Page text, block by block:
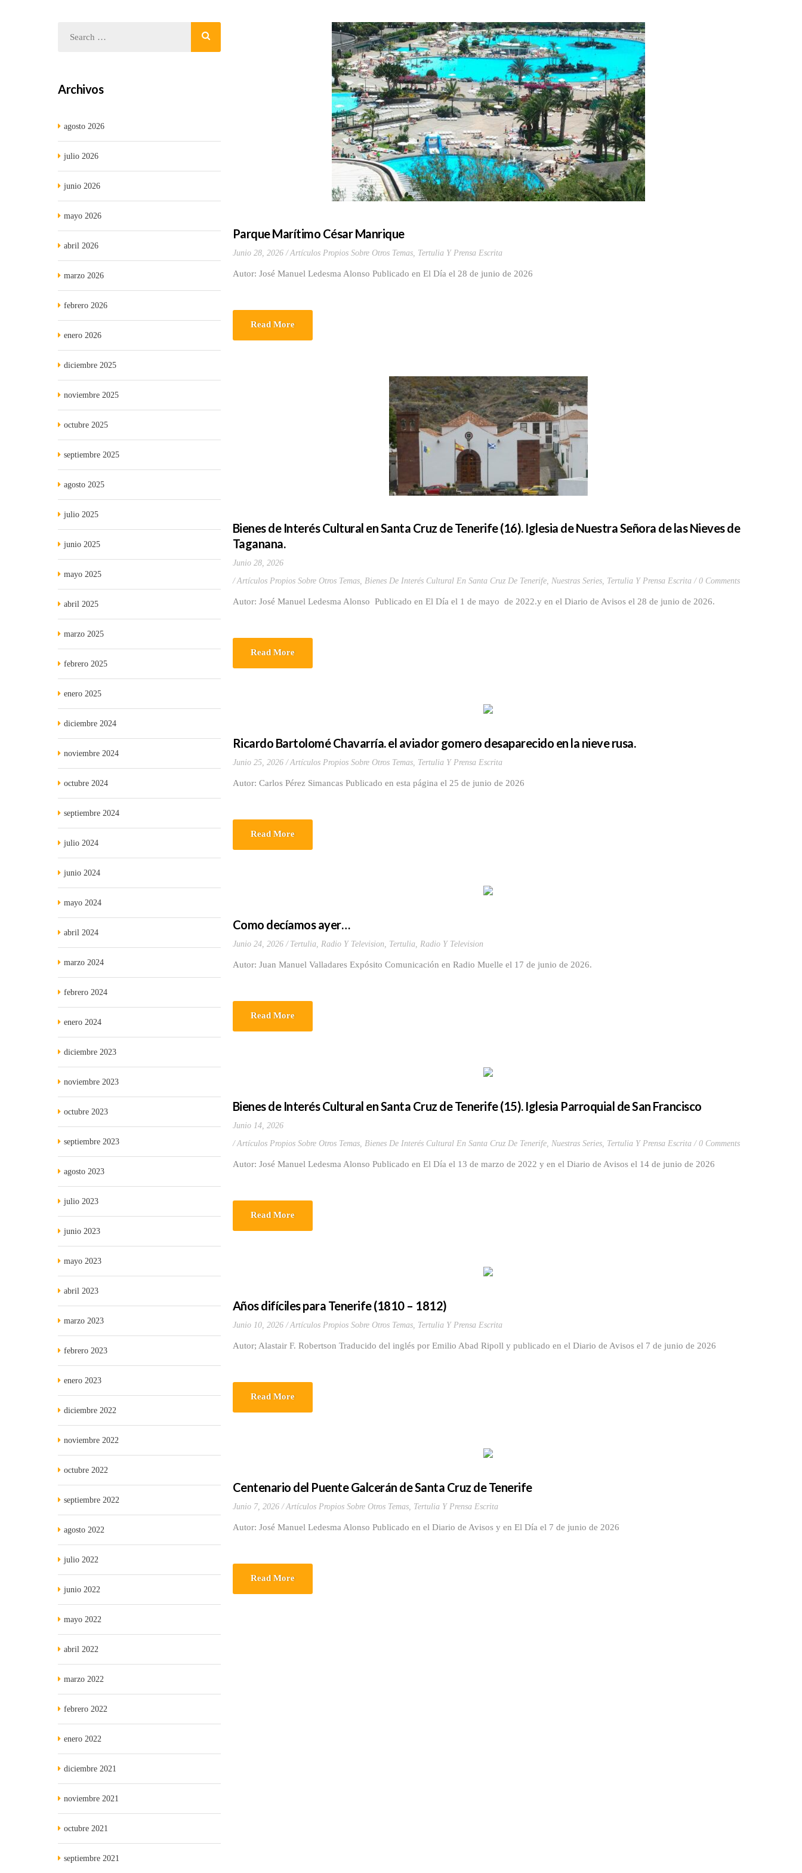
Parque Marítimo César Manrique
Junio 28, 2026 Artículos Propios Sobre Otros Temas, Tertulia Y Prensa Escrita
Autor: José Manuel Ledesma Alonso Publicado en El Día el 28 de junio de 2026
Read More
Bienes de Interés Cultural en Santa Cruz de Tenerife (16). Iglesia de Nuestra Señora de las Nieves de
Taganana.
Junio 28, 2026
Artículos Propios Sobre Otros Temas, Bienes De Interés Cultural En Santa Cruz De Tenerife, Nuestras Series, Tertulia Y Prensa Escrita 0 Comments
Autor: José Manuel Ledesma Alonso Publicado en El Día el 1 de mayo de 2022.y en el Diario de Avisos el 28 de junio de 2026.
Read More
Ricardo Bartolomé Chavarría. el aviador gomero desaparecido en la nieve rusa.
Junio 25, 2026 Artículos Propios Sobre Otros Temas, Tertulia Y Prensa Escrita
Autor: Carlos Pérez Simancas Publicado en esta página el 25 de junio de 2026
Read More
Como decíamos ayer…
Junio 24, 2026 Tertulia, Radio Y Television, Tertulia, Radio Y Television
Autor: Juan Manuel Valladares Expósito Comunicación en Radio Muelle el 17 de junio de 2026.
Read More
Bienes de Interés Cultural en Santa Cruz de Tenerife (15). Iglesia Parroquial de San Francisco
Junio 14, 2026
Artículos Propios Sobre Otros Temas, Bienes De Interés Cultural En Santa Cruz De Tenerife, Nuestras Series, Tertulia Y Prensa Escrita 0 Comments
Autor: José Manuel Ledesma Alonso Publicado en El Día el 13 de marzo de 2022 y en el Diario de Avisos el 14 de junio de 2026
Read More
Años difíciles para Tenerife (1810 – 1812)
Junio 10, 2026 Artículos Propios Sobre Otros Temas, Tertulia Y Prensa Escrita
Autor; Alastair F. Robertson Traducido del inglés por Emilio Abad Ripoll y publicado en el Diario de Avisos el 7 de junio de 2026
Read More
Centenario del Puente Galcerán de Santa Cruz de Tenerife
Junio 7, 2026 Artículos Propios Sobre Otros Temas, Tertulia Y Prensa Escrita
Autor: José Manuel Ledesma Alonso Publicado en el Diario de Avisos y en El Día el 7 de junio de 2026
Read More
Archivos
agosto 2026
julio 2026
junio 2026
mayo 2026
abril 2026
marzo 2026
febrero 2026
enero 2026
diciembre 2025
noviembre 2025
octubre 2025
septiembre 2025
agosto 2025
julio 2025
junio 2025
mayo 2025
abril 2025
marzo 2025
febrero 2025
enero 2025
diciembre 2024
noviembre 2024
octubre 2024
septiembre 2024
julio 2024
junio 2024
mayo 2024
abril 2024
marzo 2024
febrero 2024
enero 2024
diciembre 2023
noviembre 2023
octubre 2023
septiembre 2023
agosto 2023
julio 2023
junio 2023
mayo 2023
abril 2023
marzo 2023
febrero 2023
enero 2023
diciembre 2022
noviembre 2022
octubre 2022
septiembre 2022
agosto 2022
julio 2022
junio 2022
mayo 2022
abril 2022
marzo 2022
febrero 2022
enero 2022
diciembre 2021
noviembre 2021
octubre 2021
septiembre 2021